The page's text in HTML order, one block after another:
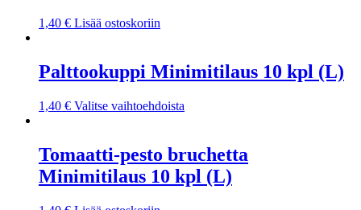
1,40 € Lisää ostoskoriin
Palttookuppi Minimitilaus 10 kpl (L)
1,40 € Valitse vaihtoehdoista
Tomaatti-pesto bruchetta
Minimitilaus 10 kpl (L)